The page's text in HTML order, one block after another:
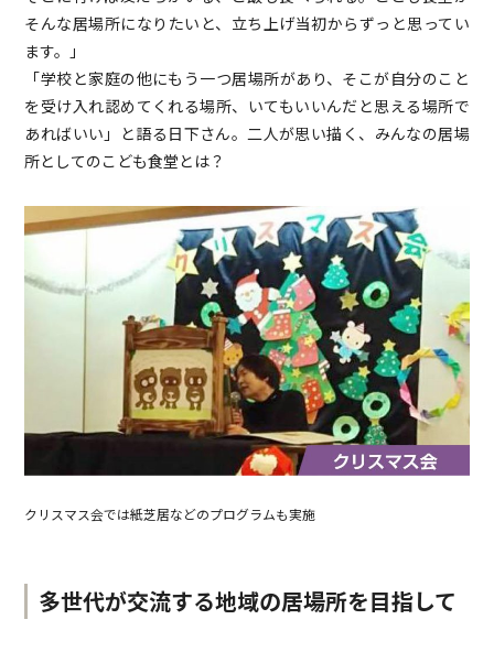
そんな居場所になりたいと、立ち上げ当初からずっと思ってい
ます。」
「学校と家庭の他にもう一つ居場所があり、そこが自分のこと
を受け入れ認めてくれる場所、いてもいいんだと思える場所で
あればいい」と語る日下さん。二人が思い描く、みんなの居場
所としてのこども食堂とは？
クリスマス会では紙芝居などのプログラムも実施
多世代が交流する地域の居場所を目指して